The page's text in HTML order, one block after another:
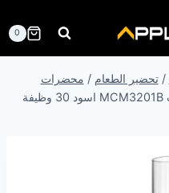
0
/ تحضير الطعام / محضرات
كيتشن ماشين بوش 800 وات MCM3201B اسود 30 وظيفة